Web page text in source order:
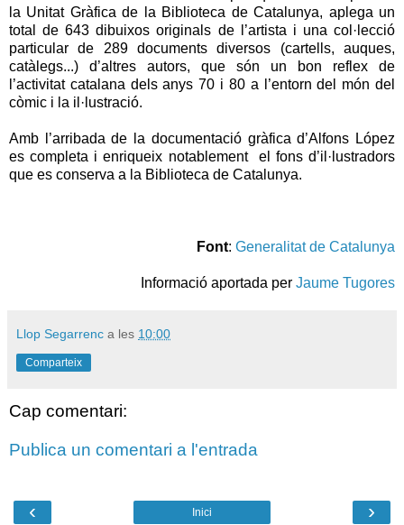
la Unitat Gràfica de la Biblioteca de Catalunya, aplega un
total de 643 dibuixos originals de l’artista i una col·lecció
particular de 289 documents diversos (cartells, auques,
catàlegs...) d’altres autors, que són un bon reflex de
l’activitat catalana dels anys 70 i 80 a l’entorn del món del
còmic i la il·lustració.
Amb l’arribada de la documentació gràfica d’Alfons López
es completa i enriqueix notablement el fons d’il·lustradors
que es conserva a la Biblioteca de Catalunya.
Font: Generalitat de Catalunya
Informació aportada per Jaume Tugores
Llop Segarrenc a les 10:00
Comparteix
Cap comentari:
Publica un comentari a l'entrada
‹ ›
Inici